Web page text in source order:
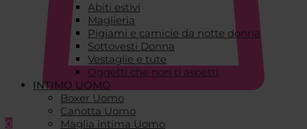
0
Abiti estivi
Maglieria
Pigiami e camicie da notte donna
Sottovesti Donna
Vestaglie e tute
Oggetti che non ti aspetti
INTIMO UOMO
Boxer Uomo
Canotta Uomo
Maglia intima Uomo